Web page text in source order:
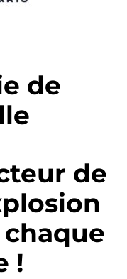
de
de
chaque
!